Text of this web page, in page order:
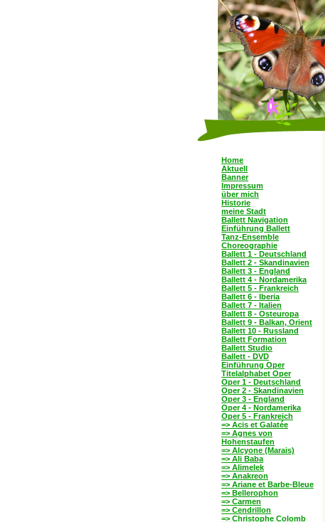
Home
Aktuell
Banner
Impressum
über mich
Historie
meine Stadt
Ballett Navigation
Einführung Ballett
Tanz-Ensemble
Choreographie
Ballett 1 - Deutschland
Ballett 2 - Skandinavien
Ballett 3 - England
Ballett 4 - Nordamerika
Ballett 5 - Frankreich
Ballett 6 - Iberia
Ballett 7 - Italien
Ballett 8 - Osteuropa
Ballett 9 - Balkan, Orient
Ballett 10 - Russland
Ballett Formation
Ballett Studio
Ballett - DVD
Einführung Oper
Titelalphabet Oper
Oper 1 - Deutschland
Oper 2 - Skandinavien
Oper 3 - England
Oper 4 - Nordamerika
Oper 5 - Frankreich
=> Acis et Galatée
=> Agnes von
Hohenstaufen
=> Alcyone (Marais)
=> Ali Baba
=> Alimelek
=> Anakreon
=> Ariane et Barbe-Bleue
=> Bellerophon
=> Carmen
=> Cendrillon
=> Christophe Colomb